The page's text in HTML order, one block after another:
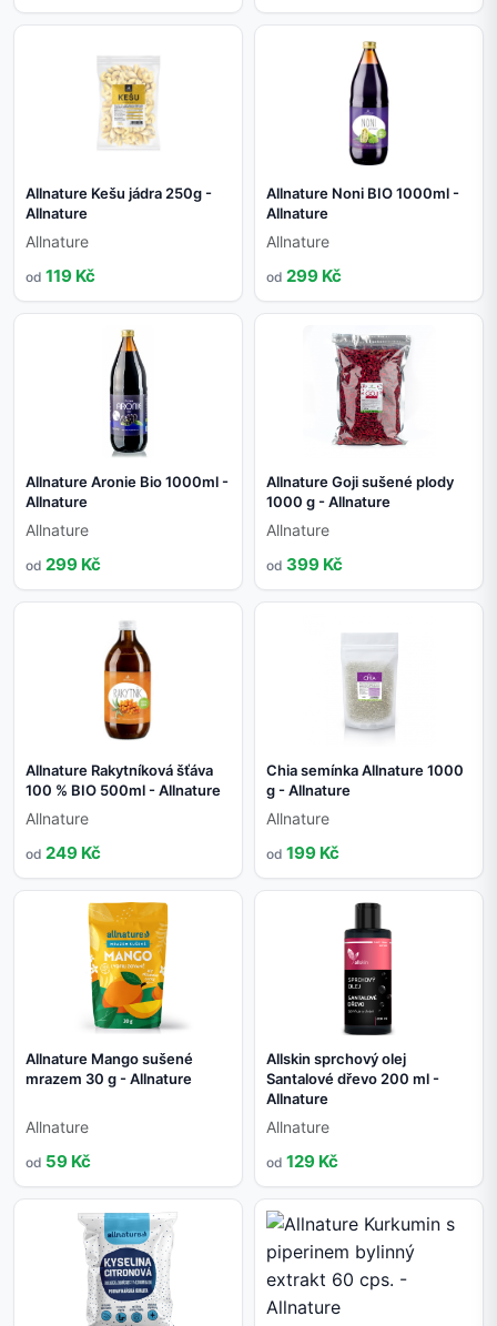
Allnature Kešu jádra 250g -
Allnature
Allnature
od 119 Kč
Allnature Noni BIO 1000ml -
Allnature
Allnature
od 299 Kč
Allnature Aronie Bio 1000ml -
Allnature
Allnature
od 299 Kč
Allnature Goji sušené plody
1000 g - Allnature
Allnature
od 399 Kč
Allnature Rakytníková šťáva
100 % BIO 500ml - Allnature
Allnature
od 249 Kč
Chia semínka Allnature 1000
g - Allnature
Allnature
od 199 Kč
Allnature Mango sušené
mrazem 30 g - Allnature
Allnature
od 59 Kč
Allskin sprchový olej
Santalové dřevo 200 ml -
Allnature
Allnature
od 129 Kč